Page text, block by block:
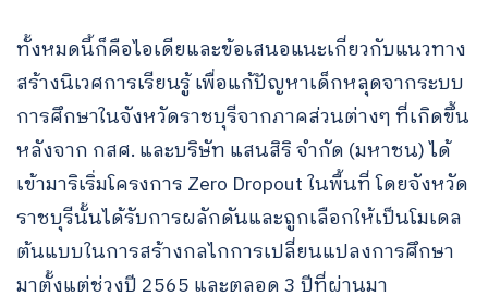
ทั้งหมดนี้ก็คือไอเดียและข้อเสนอแนะเกี่ยวกับแนวทาง
สร้างนิเวศการเรียนรู้ เพื่อแก้ปัญหาเด็กหลุดจากระบบ
การศึกษาในจังหวัดราชบุรีจากภาคส่วนต่างๆ ที่เกิดขึ้น
หลังจาก กสศ. และบริษัท แสนสิริ จำกัด (มหาชน) ได้
เข้ามาริเริ่มโครงการ Zero Dropout ในพื้นที่ โดยจังหวัด
ราชบุรีนั้นได้รับการผลักดันและถูกเลือกให้เป็นโมเดล
ต้นแบบในการสร้างกลไกการเปลี่ยนแปลงการศึกษา
มาตั้งแต่ช่วงปี 2565 และตลอด 3 ปีที่ผ่านมา